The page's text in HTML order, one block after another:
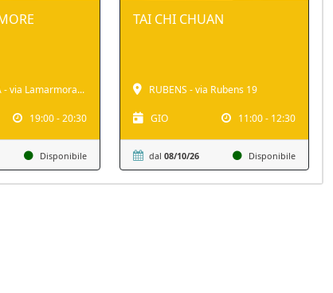
- via Lamarmora...
19:00 - 20:30
Disponibile
TAI CHI CHUAN
RUBENS - via Rubens 19
GIO 11:00 - 12:30
dal 08/10/26 Disponibile